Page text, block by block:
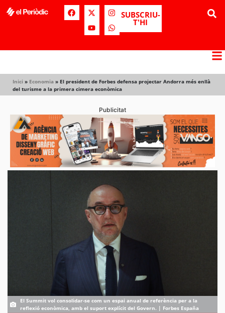
SUBSCRIU-
T'HI
Inici » Economia » El president de Forbes defensa projectar Andorra més enllà
del turisme a la primera cimera econòmica
Publicitat
El Summit vol consolidar-se com un espai anual de referència per a la
reflexió econòmica, amb el suport explícit del Govern. | Forbes España